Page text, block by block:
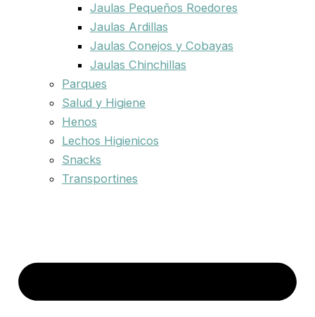
Jaulas Pequeños Roedores
Jaulas Ardillas
Jaulas Conejos y Cobayas
Jaulas Chinchillas
Parques
Salud y Higiene
Henos
Lechos Higienicos
Snacks
Transportines